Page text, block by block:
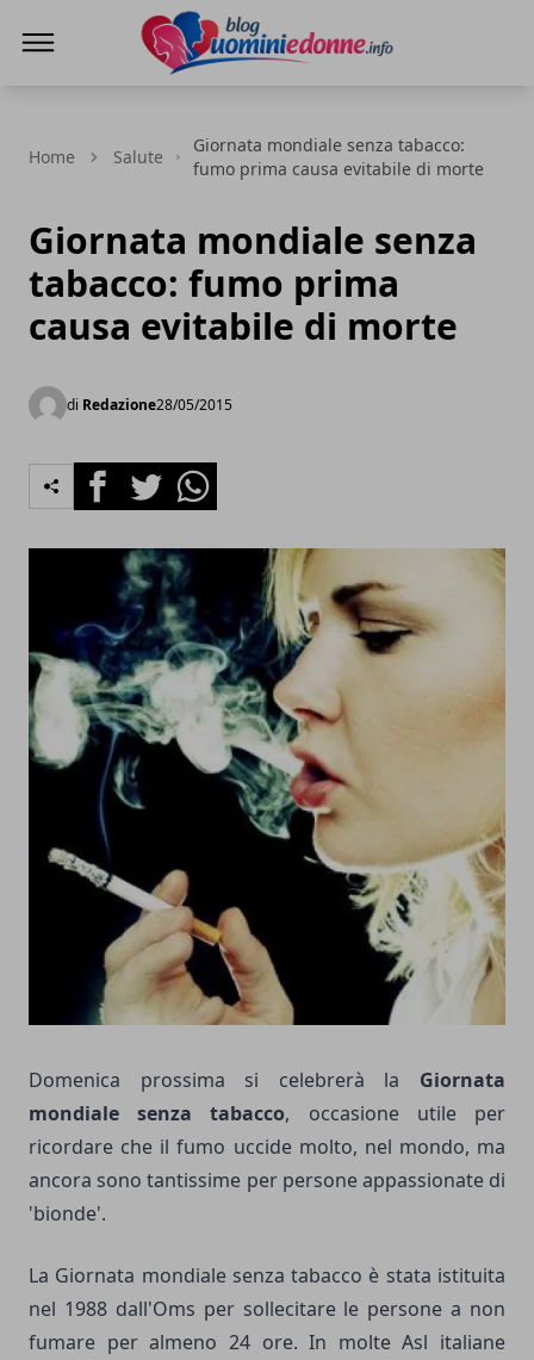
Home Salute
Giornata mondiale senza tabacco:
fumo prima causa evitabile di morte
Giornata mondiale senza
tabacco: fumo prima
causa evitabile di morte
di Redazione28/05/2015
FacebookTwitterWhatsapp
Domenica prossima si celebrerà la Giornata
mondiale senza tabacco, occasione utile per
ricordare che il fumo uccide molto, nel mondo, ma
ancora sono tantissime per persone appassionate di
'bionde'.
La Giornata mondiale senza tabacco è stata istituita
nel 1988 dall'Oms per sollecitare le persone a non
fumare per almeno 24 ore. In molte Asl italiane